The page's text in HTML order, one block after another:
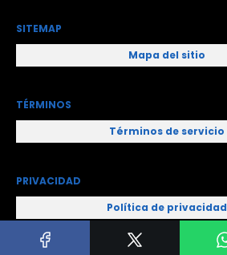
SITEMAP
Mapa del sitio
TÉRMINOS
Términos de servicio
PRIVACIDAD
Política de privacidad